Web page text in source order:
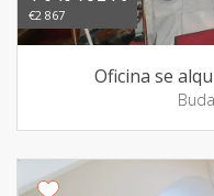
€2 867
Oficina se